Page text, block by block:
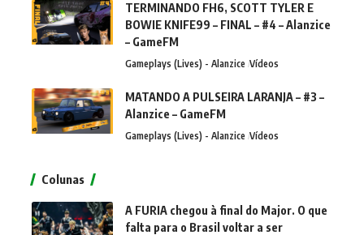
TERMINANDO FH6, SCOTT TYLER E
BOWIE KNIFE99 – FINAL – #4 – Alanzice
– GameFM
Gameplays (Lives) - Alanzice Vídeos
MATANDO A PULSEIRA LARANJA – #3 –
Alanzice – GameFM
Gameplays (Lives) - Alanzice Vídeos
Colunas
A FURIA chegou à final do Major. O que
falta para o Brasil voltar a ser